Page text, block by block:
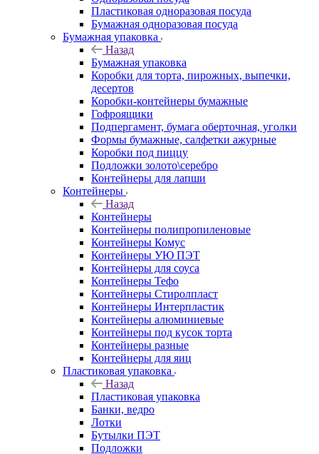
Пластиковая одноразовая посуда
Бумажная одноразовая посуда
Бумажная упаковка
Назад
Бумажная упаковка
Коробки для торта, пирожных, выпечки,
десертов
Коробки-контейнеры бумажные
Гофроящики
Подпергамент, бумага оберточная, уголки
Формы бумажные, салфетки ажурные
Коробки под пиццу
Подложки золото\серебро
Контейнеры для лапши
Контейнеры
Назад
Контейнеры
Контейнеры полипропиленовые
Контейнеры Комус
Контейнеры УЮ ПЭТ
Контейнеры для соуса
Контейнеры Тефо
Контейнеры Стиролпласт
Контейнеры Интерпластик
Контейнеры алюминиевые
Контейнеры под кусок торта
Контейнеры разные
Контейнеры для яиц
Пластиковая упаковка
Назад
Пластиковая упаковка
Банки, ведро
Лотки
Бутылки ПЭТ
Подложки